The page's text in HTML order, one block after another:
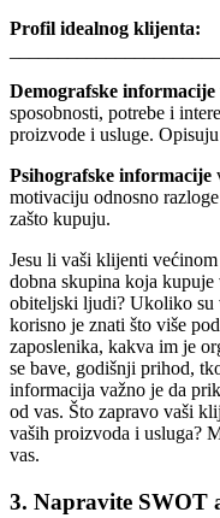
Profil idealnog klijenta:
Demografske informacije
sposobnosti, potrebe i
proizvode i usluge.
Psihografske informacije
motivaciju odnosno
zašto kupuju.
Jesu li vaši klijenti
dobna skupina koja kupuje
obiteljski ljudi? Ukoliko su
korisno je znati što više
zaposlenika, kakva im je
se bave, godišnji prihod,
informacija važno je da
od vas. Što zapravo vaši
vaših proizvoda i usluga?
vas.
3. Napravite SWOT